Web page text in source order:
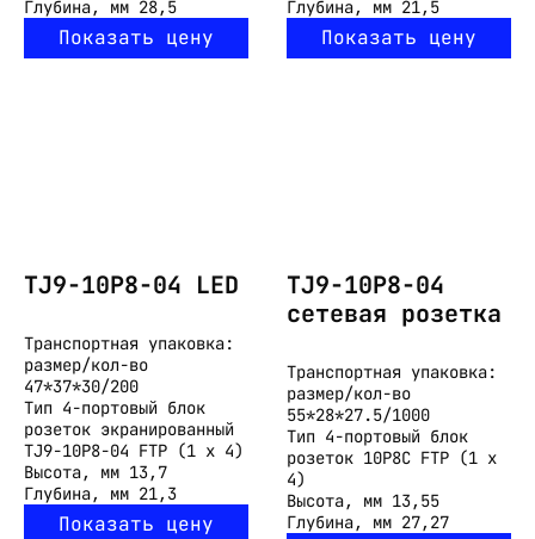
Глубина, мм 28,5
Показать цену
Глубина, мм 21,5
Показать цену
TJ9-10P8-04 LED
Транспортная упаковка:
размер/кол-во
47*37*30/200
Тип 4-портовый блок
розеток экранированный
TJ9-10P8-04 FTP (1 х 4)
Высота, мм 13,7
Глубина, мм 21,3
Показать цену
TJ9-10P8-04
cетевая розетка
Транспортная упаковка:
размер/кол-во
55*28*27.5/1000
Тип 4-портовый блок
розеток 10P8C FTP (1 х
4)
Высота, мм 13,55
Глубина, мм 27,27